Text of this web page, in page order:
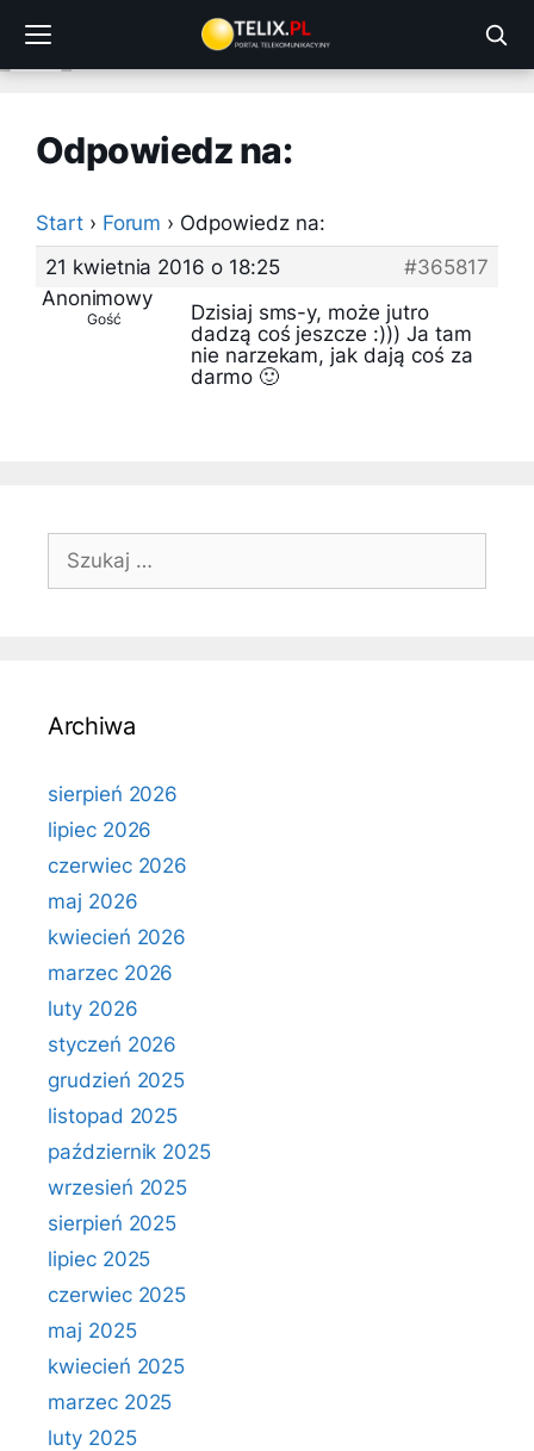
treści
Odpowiedz na:
Start › Forum › Odpowiedz na:
21 kwietnia 2016 o 18:25
#365817
Anonimowy
Gość
Dzisiaj sms-y, może jutro
dadzą coś jeszcze :))) Ja tam
nie narzekam, jak dają coś za
darmo 🙂
Szukaj:
Archiwa
sierpień 2026
lipiec 2026
czerwiec 2026
maj 2026
kwiecień 2026
marzec 2026
luty 2026
styczeń 2026
grudzień 2025
listopad 2025
październik 2025
wrzesień 2025
sierpień 2025
lipiec 2025
czerwiec 2025
maj 2025
kwiecień 2025
marzec 2025
luty 2025